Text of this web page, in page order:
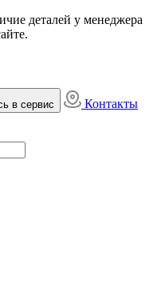
деталей у менеджера
в сервис
Контакты